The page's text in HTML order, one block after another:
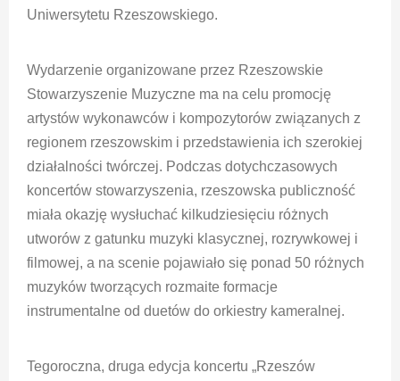
Uniwersytetu Rzeszowskiego.
Wydarzenie organizowane przez Rzeszowskie
Stowarzyszenie Muzyczne ma na celu promocję
artystów wykonawców i kompozytorów związanych z
regionem rzeszowskim i przedstawienia ich szerokiej
działalności twórczej. Podczas dotychczasowych
koncertów stowarzyszenia, rzeszowska publiczność
miała okazję wysłuchać kilkudziesięciu różnych
utworów z gatunku muzyki klasycznej, rozrywkowej i
filmowej, a na scenie pojawiało się ponad 50 różnych
muzyków tworzących rozmaite formacje
instrumentalne od duetów do orkiestry kameralnej.
Tegoroczna, druga edycja koncertu „Rzeszów